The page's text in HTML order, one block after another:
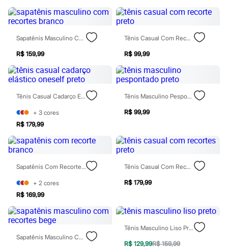
Pijamas
Sutiãs e Tops
Moda praia
Biquínis
Maiôs
Saídas de praia
Plus size
Blusas e Camisetas
Casacos e Jaquetas
Jeans
Moda esportiva
Shorts e Saias
Vestidos
Masculino
Em alta
Dia dos Pais
Inverno
Novidades
Roupas
Bermudas
Camisas
Calças
Camisetas e Regatas
Casacos e Jaquetas
Sapatênis Masculino Com Recortes Branco
R$ 159,99
Tênis Casual Com Recorte Preto
R$ 99,99
Tênis Casual Cadarço Elástico Oneself Preto
+ 3 cores
R$ 179,99
Tênis Masculino Pespontado Preto
R$ 99,99
Sapatênis Com Recorte Branco
+ 2 cores
R$ 169,99
Tênis Casual Com Recortes Preto
R$ 179,99
Sapatênis Masculino Com Recortes Bege
Tênis Masculino Liso Preto
R$ 129,99R$ 159,99